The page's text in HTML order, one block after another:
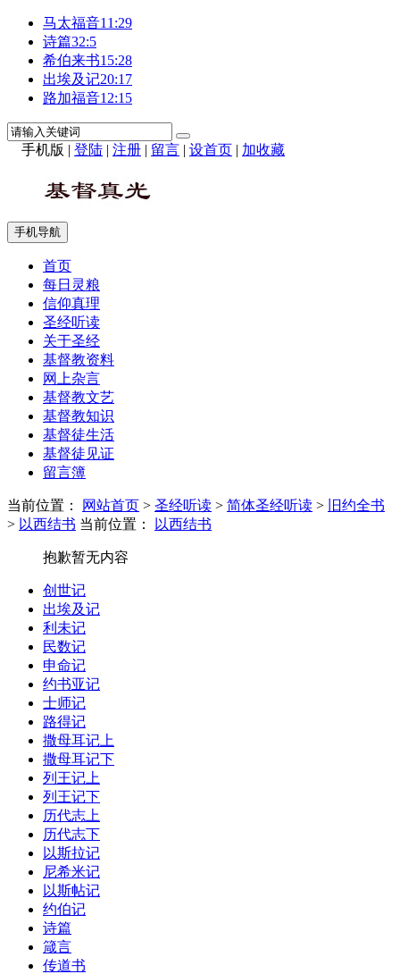
马太福音11:29
诗篇32:5
希伯来书15:28
出埃及记20:17
路加福音12:15
手机版 | 登陆 | 注册 | 留言 | 设首页 | 加收藏
手机导航
首页
每日灵粮
信仰真理
圣经听读
关于圣经
基督教资料
网上杂言
基督教文艺
基督教知识
基督徒生活
基督徒见证
留言簿
当前位置： 网站首页 > 圣经听读 > 简体圣经听读 >
旧约全书
> 以西结书 当前位置： 以西结书
抱歉暂无内容
创世记
出埃及记
利未记
民数记
申命记
约书亚记
士师记
路得记
撒母耳记上
撒母耳记下
列王记上
列王记下
历代志上
历代志下
以斯拉记
尼希米记
以斯帖记
约伯记
诗篇
箴言
传道书